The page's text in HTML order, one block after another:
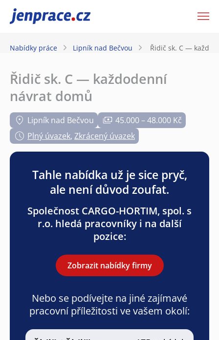
JenPráce.cz
Nabídky práce Lipník nad Bečvou Řidič sk. C —
Řidič sk. C — každodenní
návrat domů
Lipník nad Bečvou
45.000 – 48.000 Kč
Plný úvazek, Zkrácený úvazek
Tahle nabídka už je sice pryč,
ale není důvod zoufat.
Společnost CARGO-HORTIM, spol. s
r.o. hledá pracovníky i na další
pozice:
Zobrazit nabídky firmy
Nebo se podívejte na jiné zajímavé
pracovní příležitosti ve vašem okolí: